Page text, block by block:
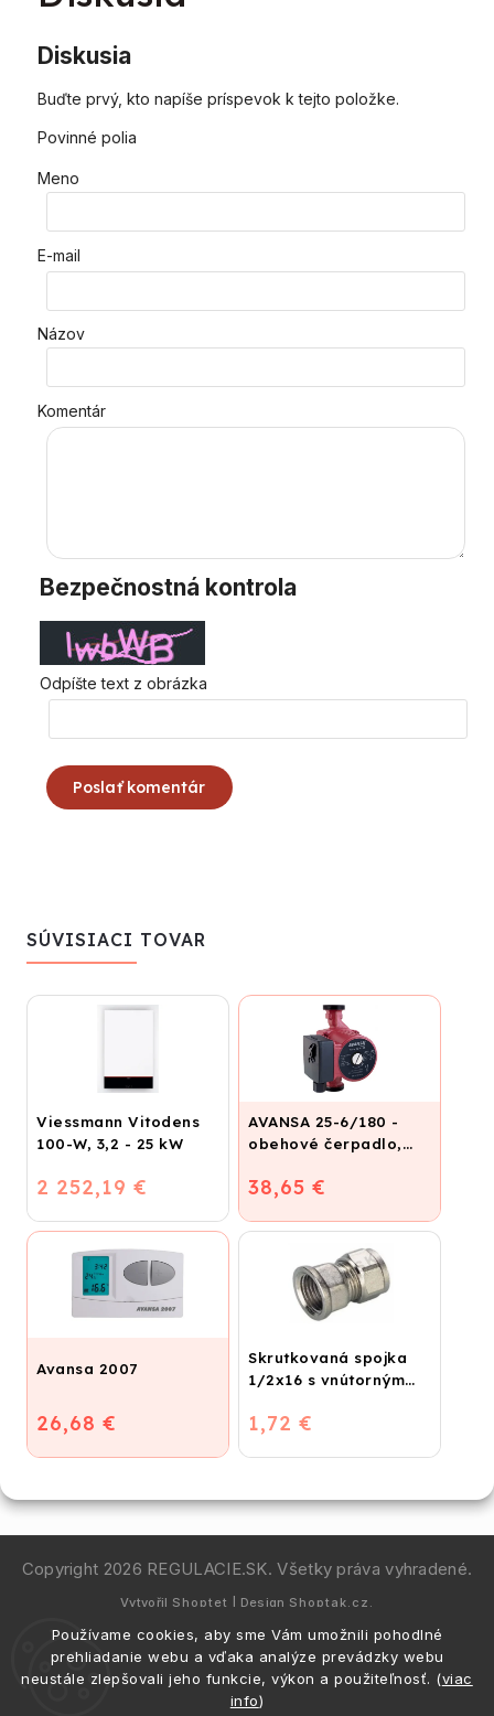
Používame cookies, aby sme Vám umožnili pohodlné
prehliadanie webu a vďaka analýze prevádzky webu
neustále zlepšovali jeho funkcie, výkon a použiteľnosť. (viac
info)
Diskusia
Buďte prvý, kto napíše príspevok k tejto položke.
Povinné polia
Meno
E-mail
Názov
Komentár
Bezpečnostná kontrola
Odpíšte text z obrázka
Poslať komentár
SÚVISIACI TOVAR
Viessmann Vitodens
100-W, 3,2 - 25 kW
2 252,19 €
AVANSA 25-6/180 -
obehové čerpadlo,
38,65 €
Avansa 2007
26,68 €
Skrutkovaná spojka
1/2x16 s vnútorným
1,72 €
Copyright 2026 REGULACIE.SK. Všetky práva vyhradené.
Vytvořil Shoptet | Design Shoptak.cz.